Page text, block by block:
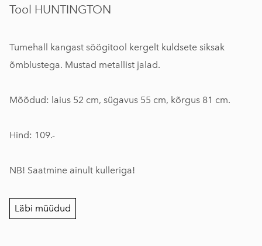
Tool HUNTINGTON
Tumehall kangast söögitool kergelt kuldsete siksak
õmblustega. Mustad metallist jalad.
Mõõdud: laius 52 cm, sügavus 55 cm, kõrgus 81 cm.
Hind: 109.-
NB! Saatmine ainult kulleriga!
Läbi müüdud